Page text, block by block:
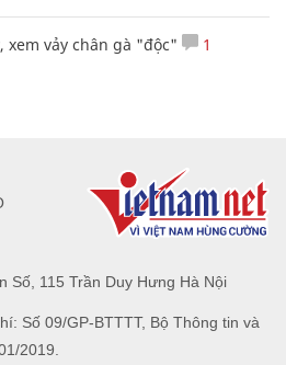
xem vảy chân gà "độc" 1
Số, 115 Trần Duy Hưng Hà Nội
Số 09/GP-BTTTT, Bộ Thông tin và
2019.